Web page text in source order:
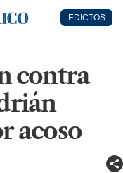
EDICTOS
contra
acoso